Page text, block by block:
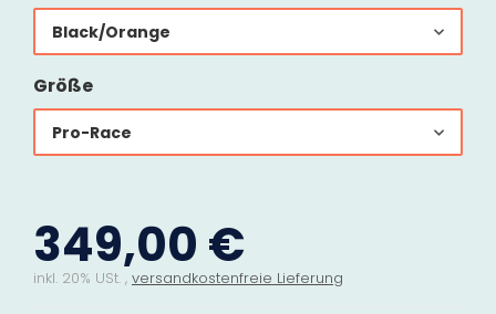
Black/Orange
Größe
Pro-Race
349,00 €
inkl. 20% USt. , versandkostenfreie Lieferung